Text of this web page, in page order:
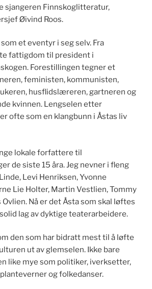
sjangeren Finnskoglitteratur,
Øivind Roos.
et eventyr i seg selv. Fra
fattigdom til president i
Forestillingen tegner et
feministen, kommunisten,
husflidslæreren, gartneren og
kvinnen. Lengselen etter
ofte som en klangbunn i Åstas liv
lokale forfattere til
de siste 15 åra. Jeg nevner i fleng
Levi Henriksen, Yvonne
Lie Holter, Martin Vestlien, Tommy
Ovlien. Nå er det Åsta som skal løftes
lag av dyktige teaterarbeidere.
den som har bidratt mest til å løfte
ut av glemselen. Ikke bare
like mye som politiker, iverksetter,
og folkedanser.